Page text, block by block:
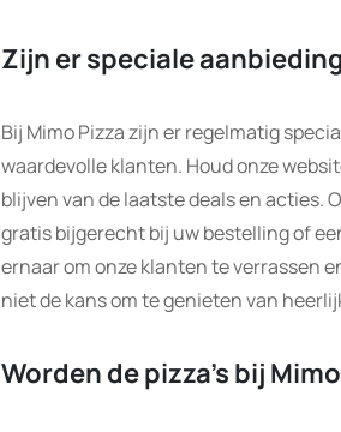
Zijn er speciale
Bij Mimo Pizza zijn er regelmatig
waardevolle klanten. Houd onze
blijven van de laatste deals en acties.
gratis bijgerecht bij uw bestelling of
ernaar om onze klanten te verrassen
niet de kans om te genieten van
Worden de pizza’s bij